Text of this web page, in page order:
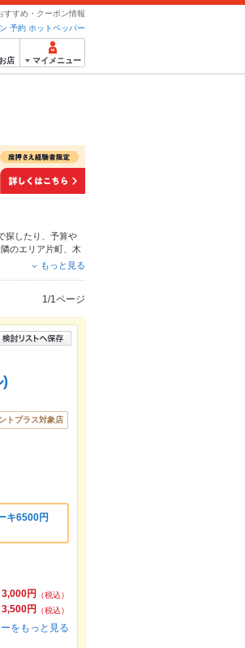
すすめ・クーポン情報
予約 ホットペッパー
店 マイメニュー
探したり、予算や
のエリア 片町
木
からあげ、
エビ料
もっと見る
1/1ページ
トプラス対象店
キ6500円
3,000円
（税込）
3,500円
（税込）
をもっと見る